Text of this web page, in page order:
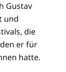
Gustav
und
die
er für
hatte.